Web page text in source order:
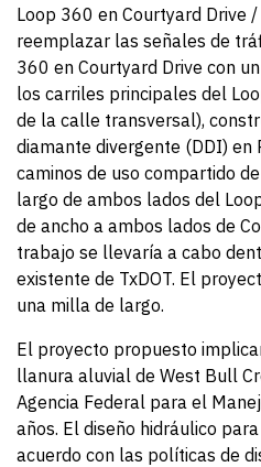
Loop 360 en Courtyard Drive
reemplazar las señales de
360 en Courtyard Drive con
los carriles principales del
de la calle transversal),
diamante divergente (DDI) en
caminos de uso compartido
largo de ambos lados del
de ancho a ambos lados de
trabajo se llevaría a cabo
existente de TxDOT. El
una milla de largo.
El proyecto propuesto
llanura aluvial de West Bull
Agencia Federal para el
años. El diseño hidráulico
acuerdo con las políticas de